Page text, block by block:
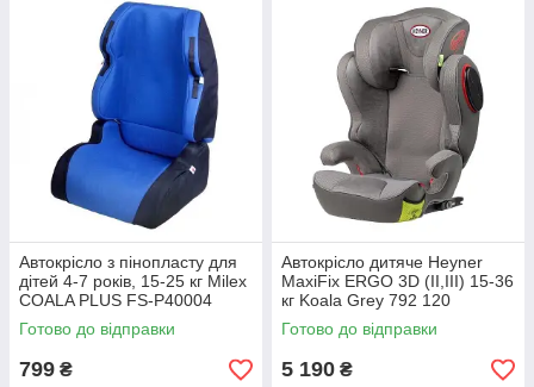
Автокрісло з пінопласту для
дітей 4-7 років, 15-25 кг Milex
COALA PLUS FS-P40004
синього кольору
Готово до відправки
799 ₴
Автокрісло дитяче Heyner
MaxiFix ERGO 3D (II,III) 15-36
кг Koala Grey 792 120
Готово до відправки
5 190 ₴